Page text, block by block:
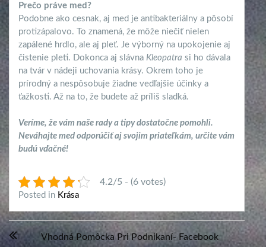
Prečo práve med?
Podobne ako cesnak, aj med je antibakteriálny a pôsobí
protizápalovo. To znamená, že môže niečiť nielen
zapálené hrdlo, ale aj pleť. Je výborný na upokojenie aj
čistenie pleti. Dokonca aj slávna Kleopatra si ho dávala
na tvár v nádeji uchovania krásy. Okrem toho je
prírodný a nespôsobuje žiadne vedľajšie účinky a
ťažkosti. Až na to, že budete až príliš sladká.
Veríme, že vám naše rady a tipy dostatočne pomohli.
Neváhajte med odporúčiť aj svojim priateľkám, určite vám
budú vďačné!
4.2/5 - (6 votes)
Posted in Krása
Navigácia
v
Vhodná Pomôcka Pri Podnikaní- Facebook